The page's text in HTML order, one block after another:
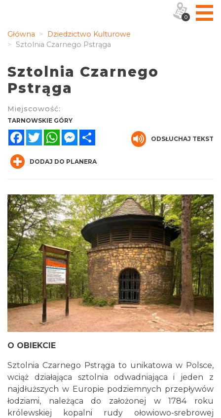
Główna
Dziedzictwo Kulturowe
Sztolnia Czarnego Pstrąga
Sztolnia Czarnego
Pstrąga
Miejscowość:
TARNOWSKIE GÓRY
FacebookTwitterWhatsAppMessenger
ODSŁUCHAJ TEKST
DODAJ DO PLANERA
O OBIEKCIE
Sztolnia Czarnego Pstrąga to unikatowa w Polsce,
wciąż działająca sztolnia odwadniająca i jeden z
najdłuższych w Europie podziemnych przepływów
łodziami, należąca do założonej w 1784 roku
królewskiej kopalni rudy ołowiowo-srebrowej
0